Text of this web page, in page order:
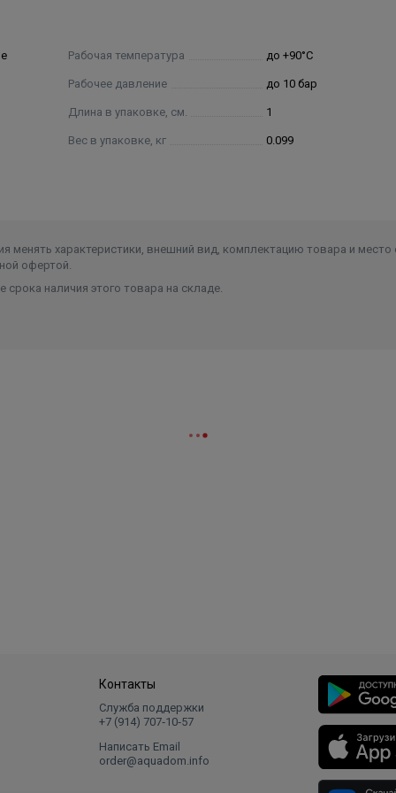
Рабочая температура до +90°С
Рабочее давление до 10 бар
Длина в упаковке, см. 1
Вес в упаковке, кг 0.099
менять характеристики, внешний вид, комплектацию товара и место
офертой.
наличия этого товара на складе.
Контакты
Служба поддержки
+7 (914) 707‑10‑57
Написать Email
order@aquadom.info